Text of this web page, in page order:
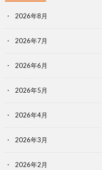
2026年8月
2026年7月
2026年6月
2026年5月
2026年4月
2026年3月
2026年2月